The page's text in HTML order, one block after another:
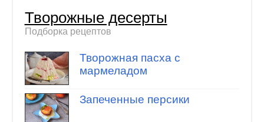
Творожные десерты
Подборка рецептов
Творожная пасха с
мармеладом
Запеченные персики